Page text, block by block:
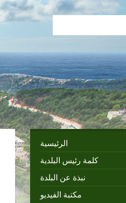
الرئيسية
كلمة رئيس البلدية
نبذة عن البلدة
مكتبة الفيديو